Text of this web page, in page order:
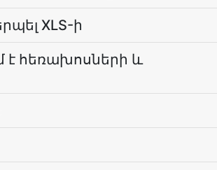
XLS-ի
է հեռախոսների և